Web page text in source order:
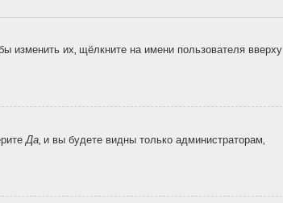
изменить их, щёлкните на имени пользователя вверху
Да, и вы будете видны только администраторам,